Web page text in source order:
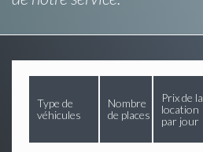
Type de
véhicules
Nombre
de places
Prix de la
location
par jour